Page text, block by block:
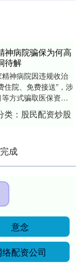
神病院骗保为何高
待解
神病院因违规收治
住院、免费接送”，涉
方式骗取医保资
两地政府迅速成立工
类： 股民配资炒股
成
意念
络配资公司